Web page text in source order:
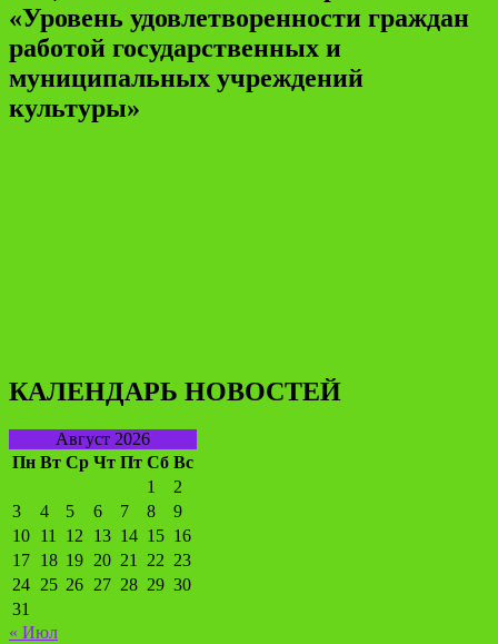
«Уровень удовлетворенности граждан
работой государственных и
муниципальных учреждений
культуры»
КАЛЕНДАРЬ НОВОСТЕЙ
Август 2026
Пн Вт Ср Чт Пт Сб Вс
1
2
3
4 5 6 7 8
9
10 11 12 13 14 15 16
17 18 19 20 21 22 23
24 25 26 27 28 29 30
31
« Июл